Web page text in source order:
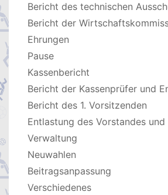
Bericht des technischen
Bericht der
Ehrungen
Pause
Kassenbericht
Bericht der Kassenprüfer und
Bericht des 1. Vorsitzenden
Entlastung des Vorstandes und
Verwaltung
Neuwahlen
Beitragsanpassung
Verschiedenes